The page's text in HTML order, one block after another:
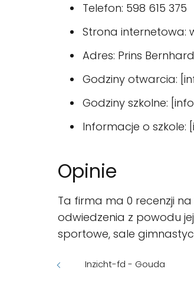
Telefon: 598 615 375
Strona internetowa:
Adres: Prins
Godziny otwarcia:
Godziny szkolne:
Informacje o szkole:
Opinie
Ta firma ma 0 recenzji na
odwiedzenia z powodu
sportowe, sale
Inzicht-fd - Gouda